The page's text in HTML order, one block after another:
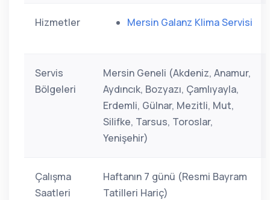
Hizmetler Mersin Galanz Klima Servisi
Servis
Bölgeleri
Mersin Geneli (Akdeniz, Anamur,
Aydıncık, Bozyazı, Çamlıyayla,
Erdemli, Gülnar, Mezitli, Mut,
Silifke, Tarsus, Toroslar,
Yenişehir)
Çalışma
Saatleri
Haftanın 7 günü (Resmi Bayram
Tatilleri Hariç)